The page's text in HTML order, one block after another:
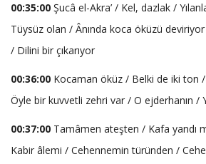
00:35:00 Şucâ el-Akra’ / Kel, dazlak /
Tüysüz olan / Ânında koca öküzü
/ Dilini bir çıkarıyor
00:36:00 Kocaman öküz / Belki de iki ton
Öyle bir kuvvetli zehri var / O ejderhanın /
00:37:00 Tamâmen ateşten / Kafa yandı
Kabir âlemi / Cehennemin türünden /